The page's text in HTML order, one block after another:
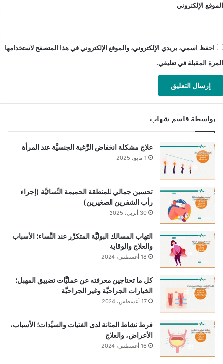
نسبة النَّجاح، مع أنَّها تحسَّنت كثيرًا في السَّنوات الأخيرة، لكنَّها
لا تزيد عن النِّصف في كلِّ دورة علاج، مع الأخذ بعين الاعتبار
جميع السيِّدات ومن كافة الأعمار.
يمكن أن تؤدِّي لفرط تحفيز المبيض OHSS.
يمكن أن تؤدِّي لزيادة نسبة التّوائم وما لها من مشاكل.
فوائد للجنينِ القادم.
شارك هذا الموضوع:
تويتر
Telegram
WhatsApp
LinkedIn
Pinterest
المصدر موقع الدكتور قاسم شهاب
العقم العقم عند الرِّجال العقم عند النِّساء
تقنية المساعدة على الإنجاب
الموقع الإلكتروني
احفظ اسمي، بريدي الإلكتروني، والموقع الإلكتروني في هذا المتصفح لاستخدامها
المرة المقبلة في تعليقي.
بواسطة قاسم شهاب
علاج مشكلة انخفاض الرَّغبة الجنسيَّة عند المرأة
1 مايو، 2025
تحسين جمالي للمنطقة الحميمة النِّسائيَّة (إجراء
رأب الشفرين الصغيرين)
30 أبريل، 2025
التهاب المسالك البوليَّة المتكرِّر عند النِّساء؛ الأسباب
والعلاج والوقاية
18 أغسطس، 2024
كل ما تحتاجين معرفته عن عمليَّات تضييق المهبل؛
الخيارات الجراحيَّة وغير الجراحيَّة
17 أغسطس، 2024
فرط نشاط المثانة لدى الفتيات والسيِّدات؛ الأسباب،
الأعراض، والعلاج
16 أغسطس، 2024